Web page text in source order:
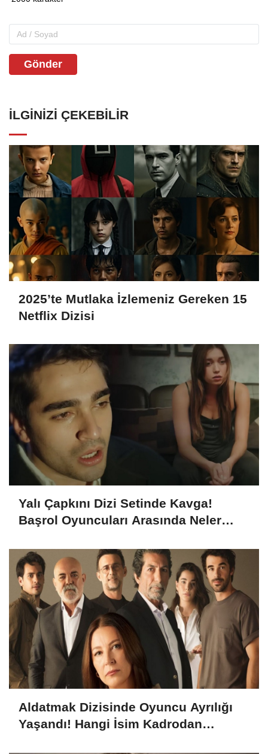
Gönder
İLGINIZI ÇEKEBILIR
2025’te Mutlaka İzlemeniz Gereken 15
Netflix Dizisi
Yalı Çapkını Dizi Setinde Kavga!
Başrol Oyuncuları Arasında Neler
Aldatmak Dizisinde Oyuncu Ayrılığı
Yaşandı! Hangi İsim Kadrodan